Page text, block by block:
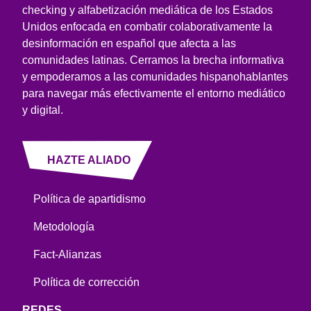
checking y alfabetización mediática de los Estados
Unidos enfocada en combatir colaborativamente la
desinformación en español que afecta a las
comunidades latinas. Cerramos la brecha informativa
y empoderamos a las comunidades hispanohablantes
para navegar más efectivamente el entorno mediático
y digital.
HAZTE ALIADO
Política de apartidismo
Metodología
Fact-Alianzas
Política de corrección